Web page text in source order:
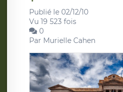
Publié le 02/12/10
Vu 19 523 fois
0
Par Murielle Cahen